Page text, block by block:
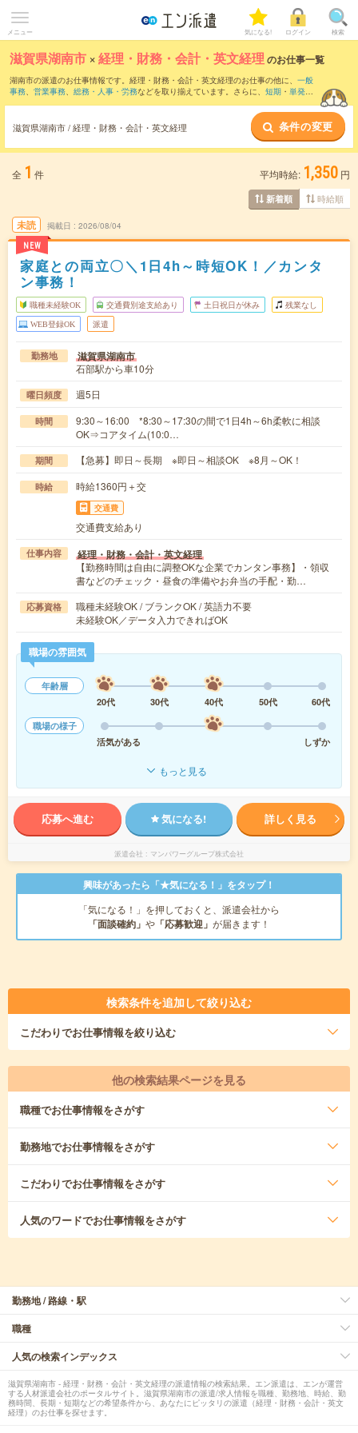
メニュー 気になる! ログイン 検索
滋賀県湖南市 ×経理・財務・会計・英文経理 のお仕事一覧
湖南市の派遣のお仕事情報です。経理・財務・会計・英文経理のお仕事の他に、 一般
事務、 営業事務、 総務・人事・労務などを取り揃えています。さらに、 短期 ・ 単発な
滋賀県湖南市 / 経理・財務・会計・英文経理 条件の変更
全 1 件 平均時給: 1,350 円
新着順 時給順
未読
NEW
掲載日 2026/08/04
家庭との両立〇＼1日4h～時短OK！／カンタ
ン事務！
職種未経験OK 交通費別途支給あり 土日祝日が休み 残業なし
WEB登録OK 派遣
勤務地 滋賀県湖南市
石部駅から車10分
曜日頻度 週5日
時間
9:30～16:00 *8:30～17:30の間で1日4h～6h柔軟に相談
OK⇒コアタイム(10:0…
期間 【急募】即日～長期 ※即日～相談OK ※8月～OK！
時給 時給1360円＋交
交通費
交通費支給あり
仕事内容 経理・財務・会計・英文経理
【勤務時間は自由に調整OKな企業でカンタン事務】・領収
書などのチェック・昼食の準備やお弁当の手配・勤…
応募資格
職種未経験OK / ブランクOK / 英語力不要
未経験OK／データ入力できればOK
職場の雰囲気
年齢層
20代
30代 40代 50代
60代
職場の様子
活気がある
しずか
もっと見る
応募へ進む 気になる! 詳しく見る
派遣会社 マンパワーグループ株式会社
興味があったら「★気になる！」をタップ！
「気になる！」を押しておくと、派遣会社から
「面談確約」 や 「応募歓迎」 が届きます！
検索条件を追加して絞り込む
こだわりでお仕事情報を絞り込む
他の検索結果ページを見る
職種でお仕事情報をさがす
勤務地でお仕事情報をさがす
こだわりでお仕事情報をさがす
人気のワードでお仕事情報をさがす
勤務地 / 路線・駅
職種
人気の検索インデックス
滋賀県湖南市 - 経理・財務・会計・英文経理の派遣情報の検索結果。エン派遣は、エンが運営
する人材派遣会社のポータルサイト。滋賀県湖南市の派遣/求人情報を職種、勤務地、時給、勤
務時間、長期・短期などの希望条件から、あなたにピッタリの派遣（経理・財務・会計・英文
経理）のお仕事を探せます。